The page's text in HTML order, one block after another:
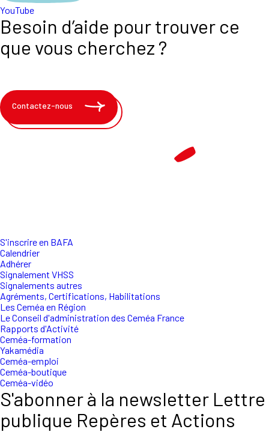
YouTube
Besoin d’aide pour trouver ce
que vous cherchez ?
Contactez-nous
S'inscrire en BAFA
Calendrier
Adhérer
Signalement VHSS
Signalements autres
Agréments, Certifications, Habilitations
Les Ceméa en Région
Le Conseil d'administration des Ceméa France
Rapports d'Activité
Ceméa-formation
Yakamédia
Ceméa-emploi
Ceméa-boutique
Ceméa-vidéo
S'abonner à la newsletter Lettre
publique Repères et Actions